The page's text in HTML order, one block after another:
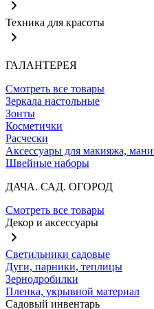
Техника для красоты
ГАЛАНТЕРЕЯ
Смотреть все товары
Зеркала настольные
Зонты
Косметички
Расчески
Аксессуары для макияжа,
Швейные наборы
ДАЧА. САД. ОГОРОД
Смотреть все товары
Декор и аксессуары
Светильники садовые
Дуги, парники, теплицы
Зернодробилки
Пленка, укрывной материал
Садовый инвентарь